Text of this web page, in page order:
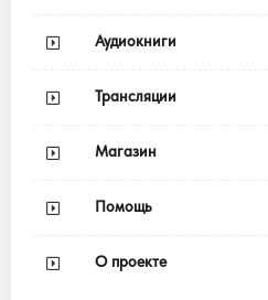
Аудиокниги
Трансляции
Магазин
Помощь
О проекте